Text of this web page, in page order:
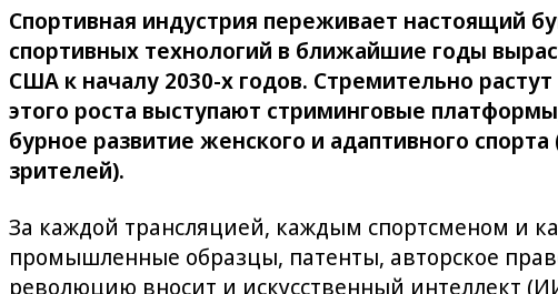
Спортивная индустрия переживает настоящий
спортивных технологий в ближайшие годы
США к началу 2030-х годов. Стремительно
этого роста выступают стриминговые
бурное развитие женского и адаптивного
зрителей).
За каждой трансляцией, каждым спортсменом и
промышленные образцы, патенты, авторское
революцию вносит и искусственный интеллект